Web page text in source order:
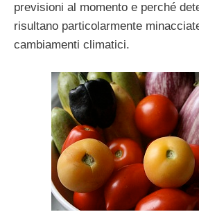
previsioni al momento e perché
risultano particolarmente
cambiamenti climatici.